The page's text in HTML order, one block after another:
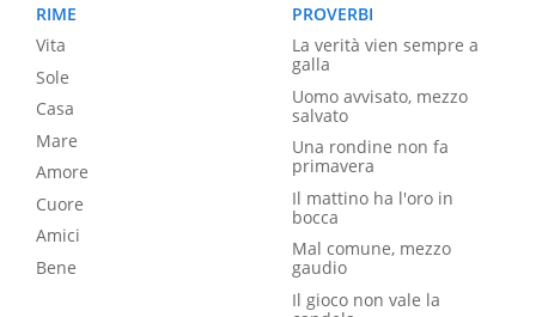
RIME
Vita
Sole
Casa
Mare
Amore
Cuore
Amici
Bene
PROVERBI
La verità vien sempre a
galla
Uomo avvisato, mezzo
salvato
Una rondine non fa
primavera
Il mattino ha l'oro in
bocca
Mal comune, mezzo
gaudio
Il gioco non vale la